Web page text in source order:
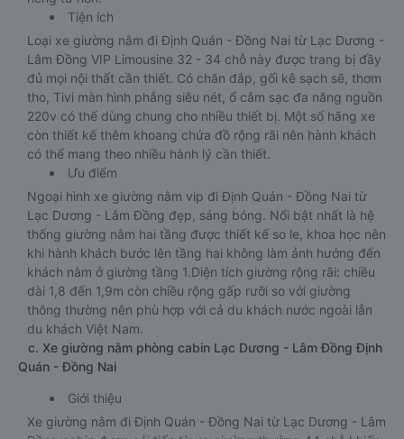
Tiện ích
Loại xe giường nằm đi Định Quán - Đồng Nai từ Lạc Dương -
Lâm Đồng VIP Limousine 32 - 34 chỗ này được trang bị đầy
đủ mọi nội thất cần thiết. Có chăn đắp, gối kê sạch sẽ, thơm
tho, Tivi màn hình phẳng siêu nét, ổ cắm sạc đa năng nguồn
220v có thể dùng chung cho nhiều thiết bị. Một số hãng xe
còn thiết kế thêm khoang chứa đồ rộng rãi nên hành khách
có thể mang theo nhiều hành lý cần thiết.
Ưu điểm
Ngoại hình xe giường nằm vip đi Định Quán - Đồng Nai từ
Lạc Dương - Lâm Đồng đẹp, sáng bóng. Nổi bật nhất là hệ
thống giường nằm hai tầng được thiết kế so le, khoa học nên
khi hành khách bước lên tầng hai không làm ảnh hưởng đến
khách nằm ở giường tầng 1.Diện tích giường rộng rãi: chiều
dài 1,8 đến 1,9m còn chiều rộng gấp rưỡi so với giường
thông thường nên phù hợp với cả du khách nước ngoài lẫn
du khách Việt Nam.
c. Xe giường nằm phòng cabin Lạc Dương - Lâm Đồng Định
Quán - Đồng Nai
Giới thiệu
Xe giường nằm đi Định Quán - Đồng Nai từ Lạc Dương - Lâm